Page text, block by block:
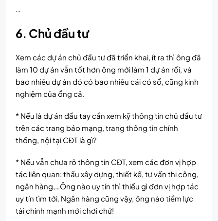
…
6. Chủ đầu tư
Xem các dự án chủ đầu tư đã triển khai, ít ra thì ông đã
làm 10 dự án vẫn tốt hơn ông mới làm 1 dự án rồi, và
bao nhiêu dự án đó có bao nhiêu cái có sổ, cũng kinh
nghiệm của ổng cả.
* Nếu là dự án đầu tay cần xem kỹ thông tin chủ đầu tư
trên các trang báo mạng, trang thông tin chính
thống, nội tại CĐT là gì?
* Nếu vẫn chưa rõ thông tin CĐT, xem các đơn vị hợp
tác liên quan: thầu xây dựng, thiết kế, tư vấn thi công,
ngân hàng,…Ông nào uy tín thì thiếu gì đơn vị hợp tác
uy tín tìm tới. Ngân hàng cũng vậy, ông nào tiềm lực
tài chính mạnh mới chơi chứ!